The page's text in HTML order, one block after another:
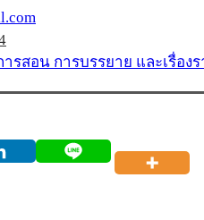
ารสอน การบรรยาย และเรื่อง